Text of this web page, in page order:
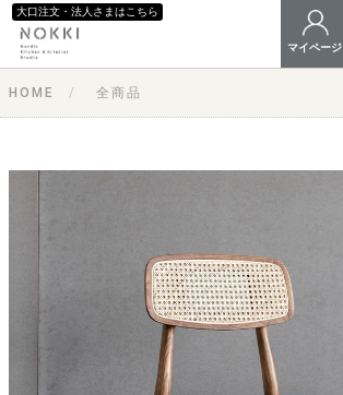
大口注文・法人さまはこちら
マイページ
HOME 全商品